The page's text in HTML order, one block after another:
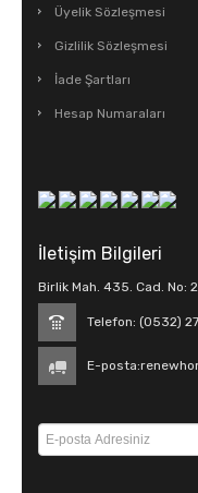
Üyelik Sözleşmesi
Gizlilik Sözleşmesi
İade Şartları
Hesap Numaraları
İletişim Bilgileri
Birlik Mah. 435. Cad. No:
Telefon: (0532)
E-posta: